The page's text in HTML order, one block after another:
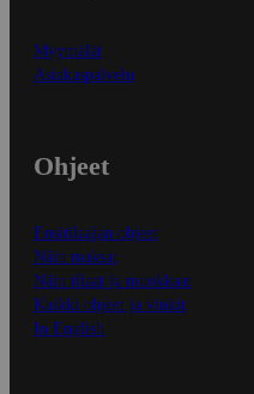
Myymälät
Asiakaspalvelu
Ohjeet
Ensitilaajan ohjeet
Näin maksat
Näin tilaat ja muokkaat
Kaikki ohjeet ja vinkit
In English